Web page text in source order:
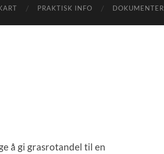
PRAKTISK INFO DOKUMENTER
å gi grasrotandel til en